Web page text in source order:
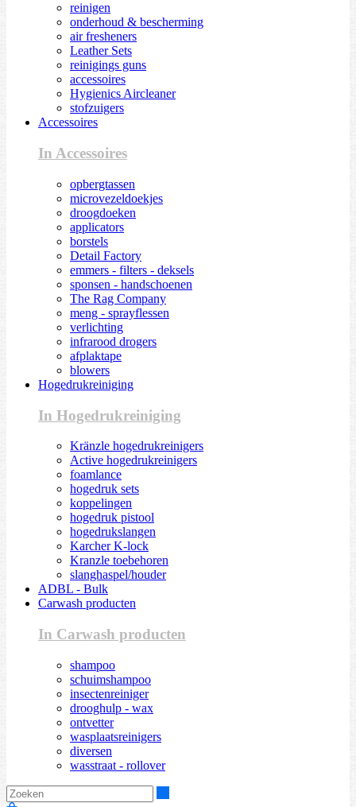
reinigen
onderhoud & bescherming
air fresheners
Leather Sets
reinigings guns
accessoires
Hygienics Aircleaner
stofzuigers
Accessoires
In Accessoires
opbergtassen
microvezeldoekjes
droogdoeken
applicators
borstels
Detail Factory
emmers - filters - deksels
sponsen - handschoenen
The Rag Company
meng - sprayflessen
verlichting
infrarood drogers
afplaktape
blowers
Hogedrukreiniging
In Hogedrukreiniging
Kränzle hogedrukreinigers
Active hogedrukreinigers
foamlance
hogedruk sets
koppelingen
hogedruk pistool
hogedrukslangen
Karcher K-lock
Kranzle toebehoren
slanghaspel/houder
ADBL - Bulk
Carwash producten
In Carwash producten
shampoo
schuimshampoo
insectenreiniger
drooghulp - wax
ontvetter
wasplaatsreinigers
diversen
wasstraat - rollover